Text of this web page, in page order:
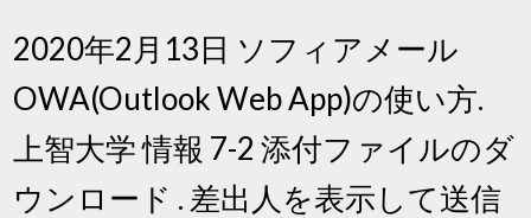
2020年2月13日 ソフィアメール
OWA(Outlook Web App)の使い方.
上智大学 情報 7-2 添付ファイルのダ
ウンロード . 差出人を表示して送信